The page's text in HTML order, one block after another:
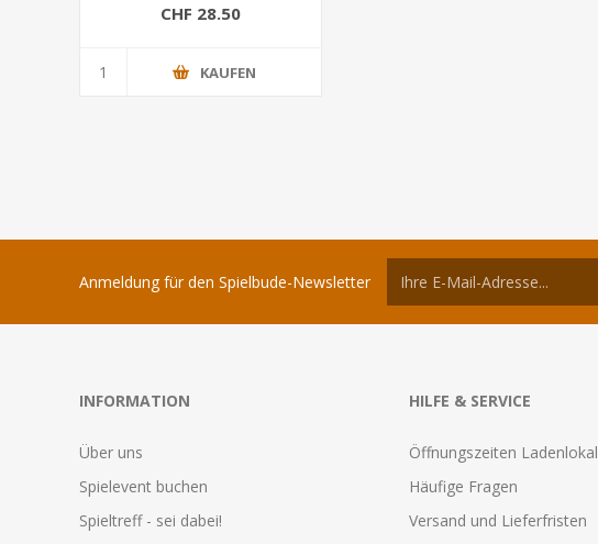
CHF 28.50
KAUFEN
Anmeldung für den Spielbude-Newsletter
INFORMATION
Über uns
Spielevent buchen
Spieltreff - sei dabei!
HILFE & SERVICE
Öffnungszeiten Ladenlokal
Häufige Fragen
Versand und Lieferfristen